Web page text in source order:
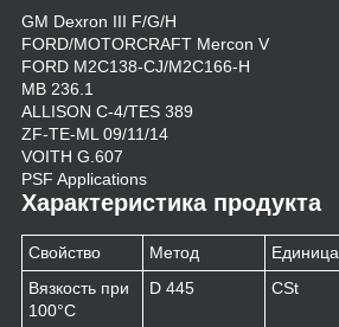
GM Dexron III F/G/H
FORD/MOTORCRAFT Mercon V
FORD M2C138-CJ/M2C166-H
MB 236.1
ALLISON C-4/TES 389
ZF-TE-ML 09/11/14
VOITH G.607
PSF Applications
Характеристика продукта
Свойство Метод Единица
Вязкость при
100°C
D 445 CSt